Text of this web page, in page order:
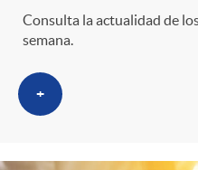
Consulta la actualidad de
semana.
+